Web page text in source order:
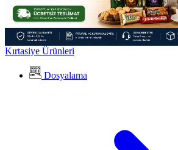
Kırtasiye Ürünleri
Dosyalama